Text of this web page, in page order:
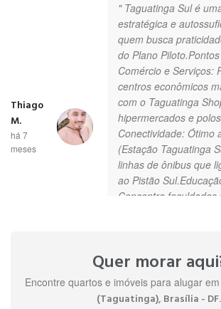
" Taguatinga Sul é
estratégica e
quem busca
do Plano Piloto.
Comércio e Serviços:
centros econômicos
com o Taguatinga
hipermercados e
Conectividade: Ótimo
(Estação Taguatinga
linhas de ônibus que
ao Pistão Sul.
Concentra faculdades
Thiago
M.
há 7
meses
" Incrível o local. Bem
Quer morar
Encontre quartos e imóveis para alugar em
(Taguatinga), Brasília - DF.